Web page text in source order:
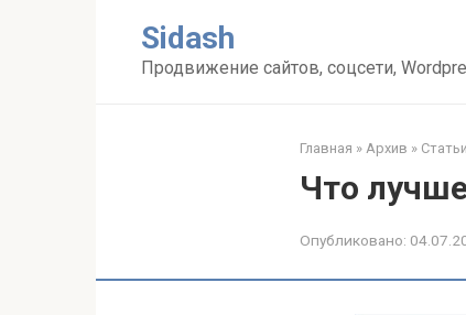
Sidash
Продвижение сайтов, соцсети,
Главная » Архив »
Что
Опубликовано: